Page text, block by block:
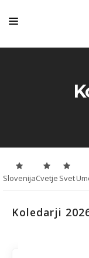
STROJI
O NAS
SlovenijaCvetje Svet
Koledarji